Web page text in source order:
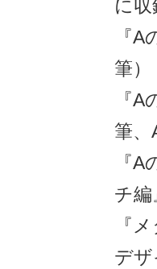
に収
『
筆）
『
筆、
『
チ編
『
デザ